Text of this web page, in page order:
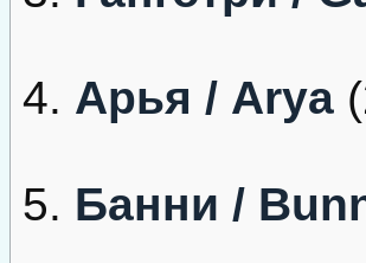
4. Арья / Arya
5. Банни /